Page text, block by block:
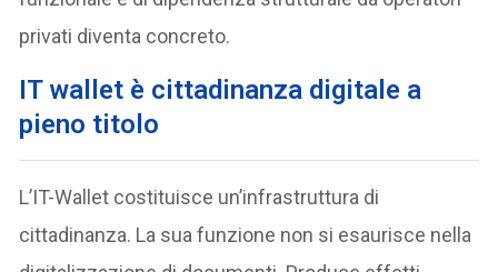
privati diventa concreto.
IT wallet è cittadinanza digitale a
pieno titolo
L’IT-Wallet costituisce un’infrastruttura di
cittadinanza. La sua funzione non si esaurisce nella